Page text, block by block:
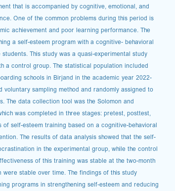
that is accompanied by cognitive, emotional, and
One of the common problems during this period is
achievement and poor learning performance. The
a self-esteem program with a cognitive- behavioral
This study was a quasi-experimental study
a control group. The statistical population included
schools in Birjand in the academic year 2022-
sampling method and randomly assigned to
The data collection tool was the Solomon and
was completed in three stages: pretest, posttest,
self-esteem training based on a cognitive-behavioral
The results of data analysis showed that the self-
in the experimental group, while the control
of this training was stable at the two-month
stable over time. The findings of this study
programs in strengthening self-esteem and reducing